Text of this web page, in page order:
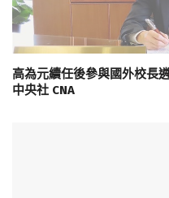
高為元續任後參與國外校長
中央社 CNA